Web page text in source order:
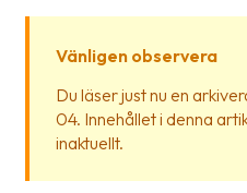
är
Fraktjakt?
Hjälp?
Vänligen observera
Du läser just nu en
04. Innehållet i denna
inaktuellt.